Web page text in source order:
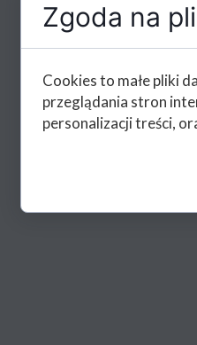
Zgoda na
Cookies to małe pliki
przeglądania stron
personalizacji treści,